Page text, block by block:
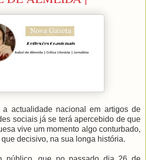
a actualidade nacional em artigos de
sociais já se terá apercebido de que
vive um momento algo conturbado,
decisivo, na sua longa história.